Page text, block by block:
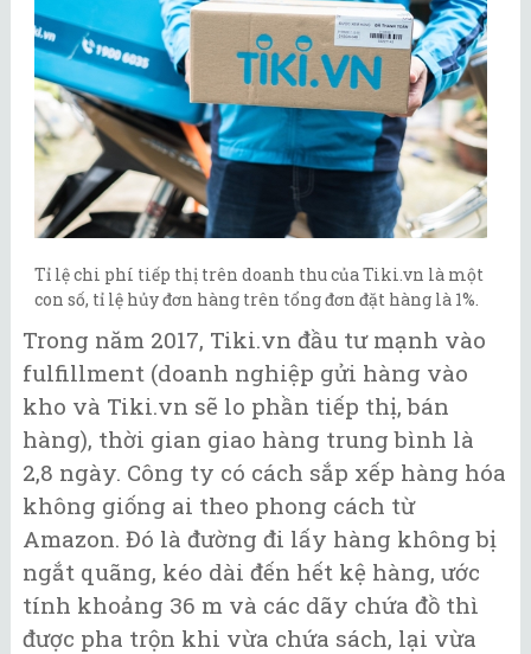
Tỉ lệ chi phí tiếp thị trên doanh thu của Tiki.vn là một
con số, tỉ lệ hủy đơn hàng trên tổng đơn đặt hàng là 1%.
Trong năm 2017, Tiki.vn đầu tư mạnh vào
fulfillment (doanh nghiệp gửi hàng vào
kho và Tiki.vn sẽ lo phần tiếp thị, bán
hàng), thời gian giao hàng trung bình là
2,8 ngày. Công ty có cách sắp xếp hàng hóa
không giống ai theo phong cách từ
Amazon. Đó là đường đi lấy hàng không bị
ngắt quãng, kéo dài đến hết kệ hàng, ước
tính khoảng 36 m và các dãy chứa đồ thì
được pha trộn khi vừa chứa sách, lại vừa